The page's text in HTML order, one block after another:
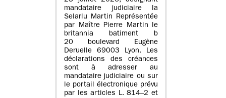
mandataire judiciaire la
Selarlu Martin Représentée
par Maître Pierre Martin le
britannia batiment b
20 boulevard Eugène
Deruelle 69003 Lyon. Les
déclarations des créances
sont à adresser au
mandataire judiciaire ou sur
le portail électronique prévu
par les articles L. 814–2 et